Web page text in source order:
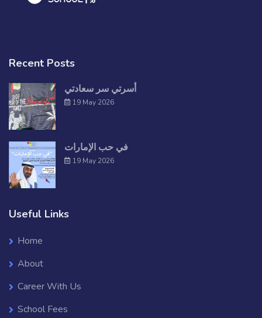
Recent Posts
أسرتي سر سعادتي
19 May 2026
في حب الإمارات
19 May 2026
Useful Links
Home
About
Career With Us
School Fees